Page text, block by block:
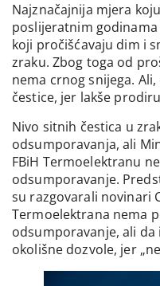
Najznačajnija mjera
poslijeratnim
koji pročišćavaju dim i
zraku. Zbog toga od
nema crnog snijega.
čestice, jer lakše
Nivo sitnih čestica u
odsumporavanja, ali
FBiH Termoelektranu
odsumporavanje.
su razgovarali novinari
Termoelektrana nema
odsumporavanje, ali
okolišne dozvole, jer